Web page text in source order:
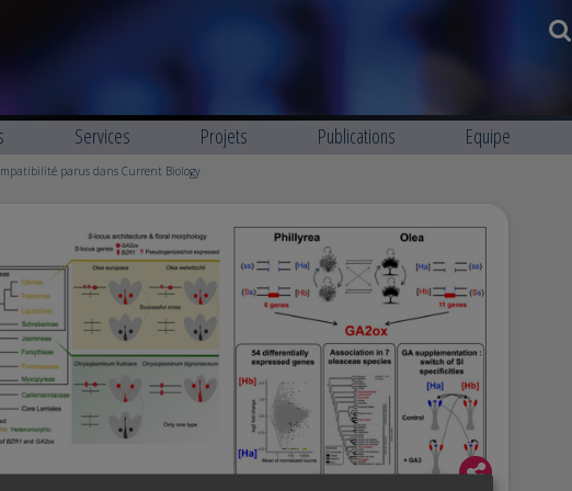
Services Projets Publications
Equipe
parus dans Current Biology